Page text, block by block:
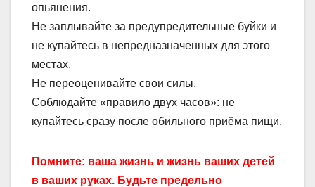
опьянения.
Не заплывайте за предупредительные буйки и
не купайтесь в непредназначенных для этого
местах.
Не переоценивайте свои силы.
Соблюдайте «правило двух часов»: не
купайтесь сразу после обильного приёма пищи.
Помните: ваша жизнь и жизнь ваших детей
в ваших руках. Будьте предельно